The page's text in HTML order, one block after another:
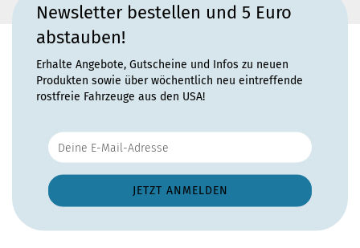
Newsletter bestellen und 5 Euro
abstauben!
Erhalte Angebote, Gutscheine und Infos zu neuen
Produkten sowie über wöchentlich neu eintreffende
rostfreie Fahrzeuge aus den USA!